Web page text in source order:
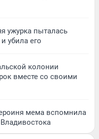
ужурка пыталась
убила его
колонии
вместе со своими
мема вспомнила